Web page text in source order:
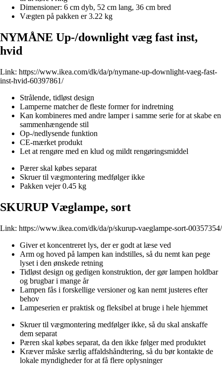
Dimensioner: 6 cm dyb, 52 cm lang, 36 cm bred
Vægten på pakken er 3.22 kg
NYMÅNE Up-/downlight væg fast inst,
hvid
Link: https://www.ikea.com/dk/da/p/nymane-up-downlight-vaeg-fast-
inst-hvid-60397861/
Strålende, tidløst design
Lamperne matcher de fleste former for indretning
Kan kombineres med andre lamper i samme serie for at skabe en
sammenhængende stil
Op-/nedlysende funktion
CE-mærket produkt
Let at rengøre med en klud og mildt rengøringsmiddel
Pærer skal købes separat
Skruer til vægmontering medfølger ikke
Pakken vejer 0.45 kg
SKURUP Væglampe, sort
Link: https://www.ikea.com/dk/da/p/skurup-vaeglampe-sort-00357354/
Giver et koncentreret lys, der er godt at læse ved
Arm og hoved på lampen kan indstilles, så du nemt kan pege
lyset i den ønskede retning
Tidløst design og gedigen konstruktion, der gør lampen holdbar
og brugbar i mange år
Lampen fås i forskellige versioner og kan nemt justeres efter
behov
Lampeserien er praktisk og fleksibel at bruge i hele hjemmet
Skruer til vægmontering medfølger ikke, så du skal anskaffe
dem separat
Pæren skal købes separat, da den ikke følger med produktet
Kræver måske særlig affaldshåndtering, så du bør kontakte de
lokale myndigheder for at få flere oplysninger